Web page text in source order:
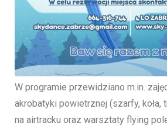
W programie przewidziano m.in.
akrobatyki powietrznej (szarfy, koła,
na airtracku oraz warsztaty flying